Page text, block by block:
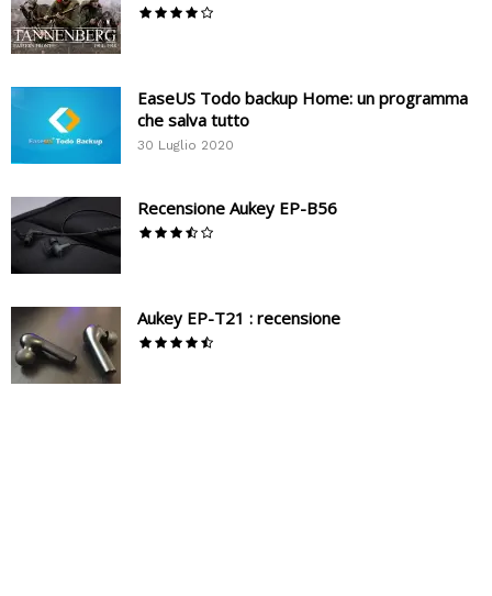
EaseUS Todo backup Home: un programma
che salva tutto
30 Luglio 2020
Recensione Aukey EP-B56
Aukey EP-T21 : recensione